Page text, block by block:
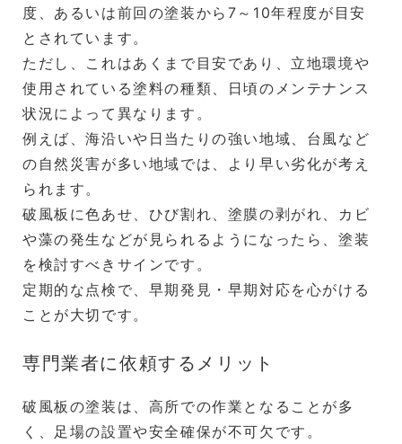
度、あるいは前回の塗装から7～10年程度が目安
とされています。
ただし、これはあくまで目安であり、立地環境や
使用されている塗料の種類、日頃のメンテナンス
状況によって異なります。
例えば、海沿いや日当たりの強い地域、台風など
の自然災害が多い地域では、より早い劣化が考え
られます。
破風板に色あせ、ひび割れ、塗膜の剥がれ、カビ
や藻の発生などが見られるようになったら、塗装
を検討すべきサインです。
定期的な点検で、早期発見・早期対応を心がける
ことが大切です。
専門業者に依頼するメリット
破風板の塗装は、高所での作業となることが多
く、足場の設置や安全確保が不可欠です。